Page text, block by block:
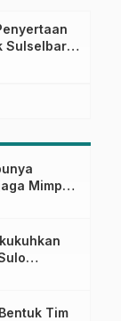
Sulselbar,
Mimpi
Cita
Tim